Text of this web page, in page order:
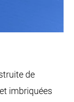
de
imbriquées